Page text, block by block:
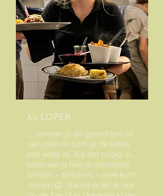
Als LOPER
... serveer jij de gerechten uit
aan tafel en ruim je de tafels
ook weer af. Als dat nodig is,
leren we je hoe je meerdere
borden – breukvrij – mee kunt
nemen 😉. Als loper let je ook